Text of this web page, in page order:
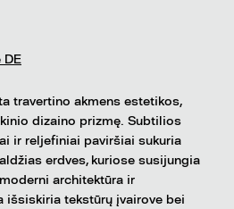
DE
travertino akmens estetikos,
dizaino prizmę. Subtilios
ir reljefiniai paviršiai sukuria
erdves, kuriose susijungia
architektūra ir
išsiskiria tekstūrų įvairove bei